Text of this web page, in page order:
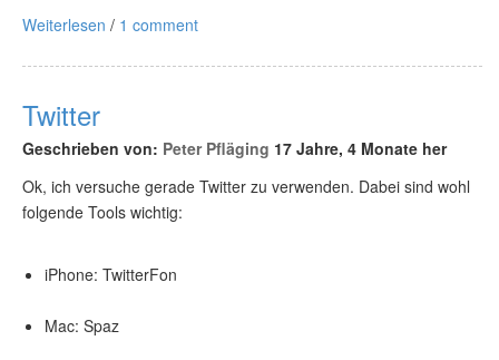
Weiterlesen / 1 comment
Twitter
Geschrieben von: Peter Pfläging 17 Jahre, 4 Monate her
Ok, ich versuche gerade Twitter zu verwenden. Dabei sind wohl
folgende Tools wichtig:
iPhone: TwitterFon
Mac: Spaz